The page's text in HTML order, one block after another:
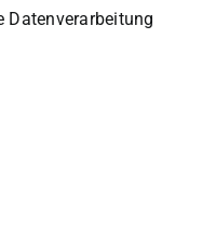
Datenverarbeitung